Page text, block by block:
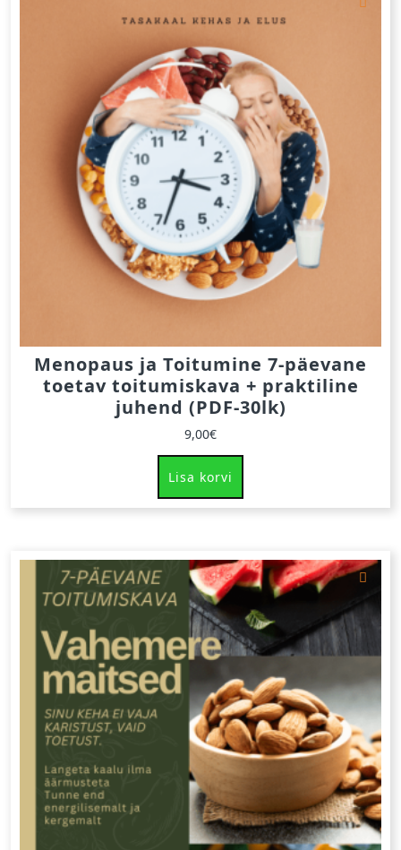
Menopaus ja Toitumine 7-päevane
toetav toitumiskava + praktiline
juhend (PDF-30lk)
9,00€
Lisa korvi